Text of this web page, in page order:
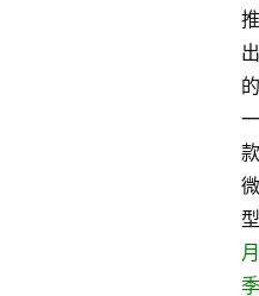
推
出
的
一
款
微
型
月
季